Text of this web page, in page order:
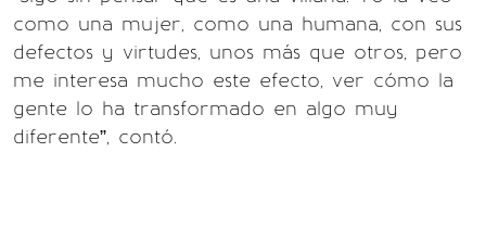
como una mujer, como una humana, con sus
defectos y virtudes, unos más que otros, pero
me interesa mucho este efecto, ver cómo la
gente lo ha transformado en algo muy
diferente”, contó.